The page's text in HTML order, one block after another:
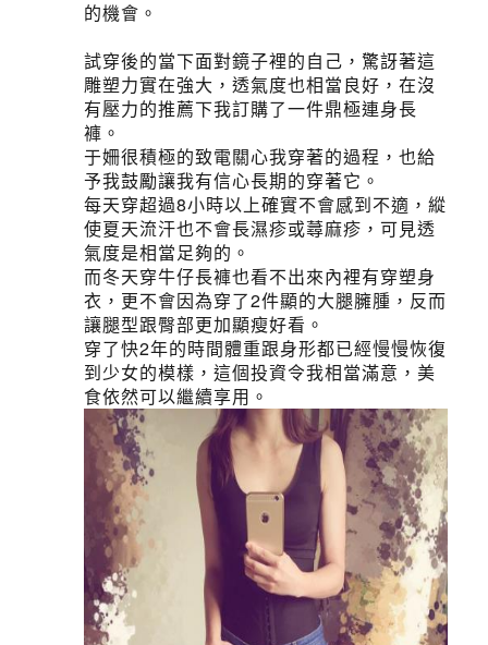
的機會。
試穿後的當下面對鏡子裡的自己，驚訝著這
雕塑力實在強大，透氣度也相當良好，在沒
有壓力的推薦下我訂購了一件鼎極連身長
褲。
于姍很積極的致電關心我穿著的過程，也給
予我鼓勵讓我有信心長期的穿著它。
每天穿超過8小時以上確實不會感到不適，縱
使夏天流汗也不會長濕疹或蕁麻疹，可見透
氣度是相當足夠的。
而冬天穿牛仔長褲也看不出來內裡有穿塑身
衣，更不會因為穿了2件顯的大腿臃腫，反而
讓腿型跟臀部更加顯瘦好看。
穿了快2年的時間體重跟身形都已經慢慢恢復
到少女的模樣，這個投資令我相當滿意，美
食依然可以繼續享用。